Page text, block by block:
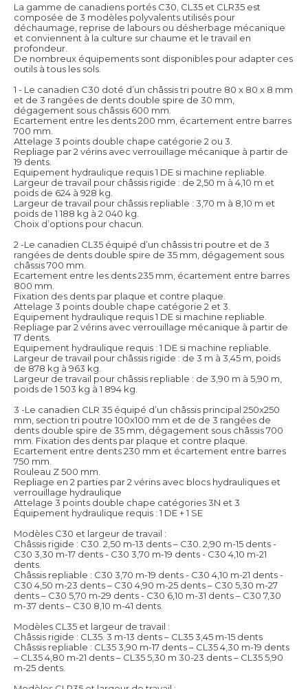
La gamme de canadiens portés C30, CL35 et CLR35 est
composée de 3 modèles polyvalents utilisés pour
déchaumage, reprise de labours ou désherbage mécanique
et conviennent à la culture sur chaume et le travail en
profondeur.
De nombreux équipements sont disponibles pour adapter ces
outils à tous les sols.
1 - Le canadien C30 doté d’un châssis tri poutre 80 x 80 x 8 mm
et de 3 rangées de dents double spire de 30 mm,
dégagement sous châssis 600 mm.
Ecartement entre les dents 200 mm, écartement entre barres
700 mm.
Attelage 3 points double chape catégorie 2 ou 3.
Repliage par 2 vérins avec verrouillage mécanique à partir de
19 dents.
Equipement hydraulique requis 1 DE si machine repliable.
Largeur de travail pour châssis rigide : de 2,50 m à 4,10 m et
poids de 624 à 928 kg.
Largeur de travail pour châssis repliable : 3,70 m à 8,10 m et
poids de 1 188 kg à 2 040 kg.
Choix d’options pour chacun.
2 -Le canadien CL35 équipé d’un châssis tri poutre et de 3
rangées de dents double spire de 35 mm, dégagement sous
châssis 700 mm.
Ecartement entre les dents 235 mm, écartement entre barres
800 mm.
Fixation des dents par plaque et contre plaque.
Attelage 3 points double chape catégorie 2 et 3.
Equipement hydraulique requis 1 DE si machine repliable.
Repliage par 2 vérins avec verrouillage mécanique à partir de
17 dents.
Equipement hydraulique requis : 1 DE si machine repliable.
Largeur de travail pour châssis rigide : de 3 m à 3,45 m, poids
de 878 kg à 963 kg.
Largeur de travail pour châssis repliable : de 3,90 m à 5,90 m,
poids de 1 503 kg à 1 894 kg.
3 -Le canadien CLR 35 équipé d’un châssis principal 250x250
mm, section tri poutre 100x100 mm et de de 3 rangées de
dents double spire de 35 mm, dégagement sous châssis 700
mm. Fixation des dents par plaque et contre plaque.
Ecartement entre dents 230 mm et écartement entre barres
750 mm.
Rouleau Z 500 mm.
Repliage en 2 parties par 2 vérins avec blocs hydrauliques et
verrouillage hydraulique
Attelage 3 points double chape catégories 3N et 3
Équipement hydraulique requis : 1 DE + 1 SE
Modèles C30 et largeur de travail :
Châssis rigide : C30. 2,50 m-13 dents – C30. 2,90 m-15 dents -
C30 3,30 m-17 dents - C30 3,70 m-19 dents - C30 4,10 m-21
dents.
Châssis repliable : C30 3,70 m-19 dents - C30 4,10 m-21 dents -
C30 4,50 m-23 dents – C30 4,90 m-25 dents – C30 5,30 m-27
dents – C30 5,70 m-29 dents - C30 6,10 m-31 dents – C30 7,30
m-37 dents – C30 8,10 m-41 dents.
Modèles CL35 et largeur de travail :
Châssis rigide : CL35. 3 m-13 dents – CL35 3,45 m-15 dents
Châssis repliable : CL35 3,90 m-17 dents – CL35 4,30 m-19 dents
– CL35 4,80 m-21 dents – CL35 5,30 m 30-23 dents – CL35 5,90
m-25 dents.